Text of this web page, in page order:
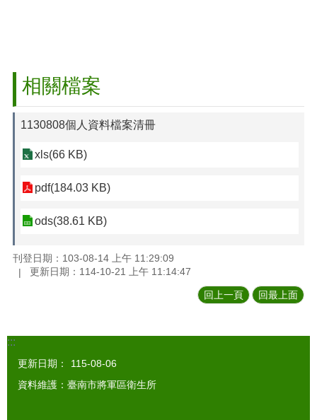
相關檔案
1130808個人資料檔案清冊
xls(66 KB)
pdf(184.03 KB)
ods(38.61 KB)
刊登日期：103-08-14 上午 11:29:09
更新日期：114-10-21 上午 11:14:47
回上一頁 回最上面
:::
更新日期：
115-08-06
資料維護：臺南市將軍區衛生所